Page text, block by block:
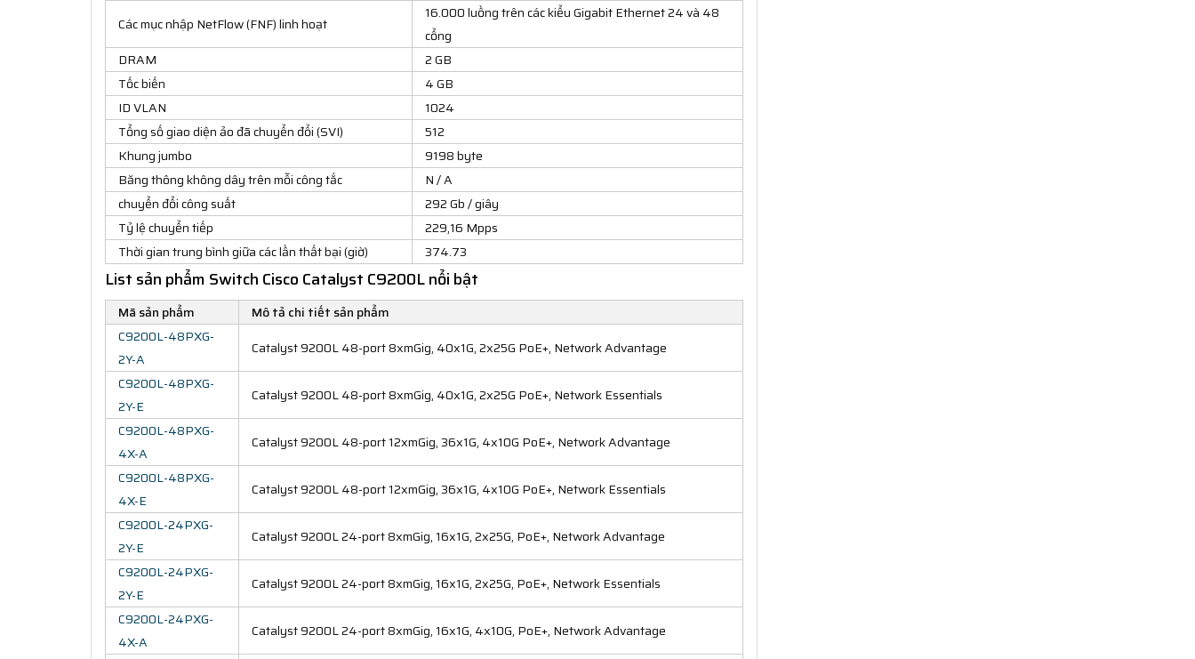
Các mục nhập NetFlow (FNF) linh hoạt
16.000 luồng trên các kiểu Gigabit Ethernet 24 và 48
cổng
DRAM
2 GB
Tốc biến
4 GB
ID VLAN
1024
Tổng số giao diện ảo đã chuyển đổi (SVI)
512
Khung jumbo
9198 byte
Băng thông không dây trên mỗi công tắc
N / A
chuyển đổi công suất
292 Gb / giây
Tỷ lệ chuyển tiếp
229,16 Mpps
Thời gian trung bình giữa các lần thất bại (giờ)
374.73
List sản phẩm Switch Cisco Catalyst C9200L nổi bật
Mã sản phẩm
Mô tả chi tiết sản phẩm
C9200L-48PXG-
2Y-A
Catalyst 9200L 48-port 8xmGig, 40x1G, 2x25G PoE+, Network Advantage
C9200L-48PXG-
2Y-E
Catalyst 9200L 48-port 8xmGig, 40x1G, 2x25G PoE+, Network Essentials
C9200L-48PXG-
4X-A
Catalyst 9200L 48-port 12xmGig, 36x1G, 4x10G PoE+, Network Advantage
C9200L-48PXG-
4X-E
Catalyst 9200L 48-port 12xmGig, 36x1G, 4x10G PoE+, Network Essentials
C9200L-24PXG-
2Y-E
Catalyst 9200L 24-port 8xmGig, 16x1G, 2x25G, PoE+, Network Advantage
C9200L-24PXG-
2Y-E
Catalyst 9200L 24-port 8xmGig, 16x1G, 2x25G, PoE+, Network Essentials
C9200L-24PXG-
4X-A
Catalyst 9200L 24-port 8xmGig, 16x1G, 4x10G, PoE+, Network Advantage